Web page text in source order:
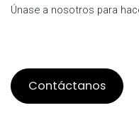
Únase a nosotros para
Contáctanos